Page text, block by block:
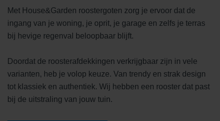
Met House&Garden roostergoten zorg je ervoor dat de
ingang van je woning, je oprit, je garage en zelfs je terras
bij hevige regenval beloopbaar blijft.
Doordat de roosterafdekkingen verkrijgbaar zijn in vele
varianten, heb je volop keuze. Van trendy en strak design
tot klassiek en authentiek. Wij hebben een rooster dat past
bij de uitstraling van jouw tuin.